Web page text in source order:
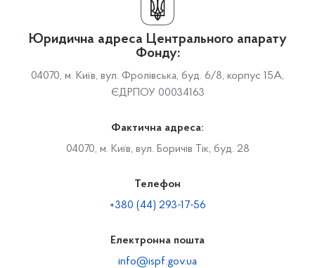
Юридична адреса Центрального апарату
Фонду:
04070, м. Київ, вул. Фролівська, буд. 6/8, корпус 15А,
ЄДРПОУ 00034163
Фактична адреса:
04070, м. Київ, вул. Боричів Тік, буд. 28
Телефон
+380 (44) 293-17-56
Електронна пошта
info@ispf.gov.ua